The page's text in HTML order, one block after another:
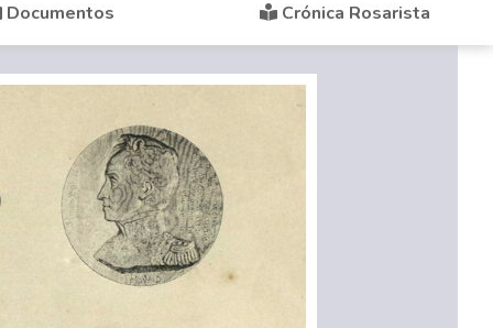
Documentos Crónica Rosarista